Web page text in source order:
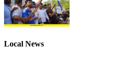
Local News